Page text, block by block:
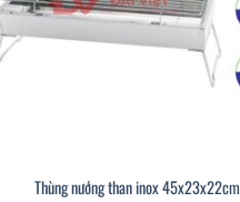
Thùng nướng than inox 45x23x22cm